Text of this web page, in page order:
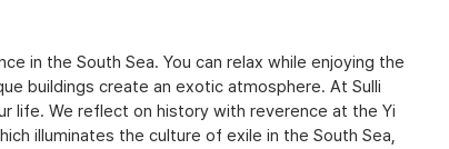
in the South Sea. You can relax while enjoying the
buildings create an exotic atmosphere. At Sulli
life. We reflect on history with reverence at the Yi
illuminates the culture of exile in the South Sea,